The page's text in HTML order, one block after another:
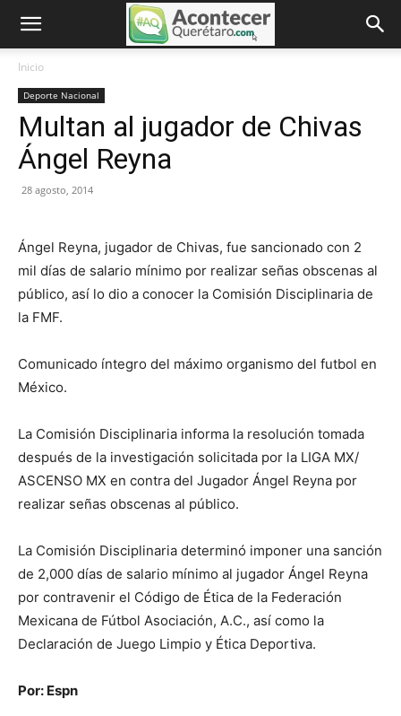
Inicio
Deporte Nacional
Multan al jugador de Chivas
Ángel Reyna
28 agosto, 2014
Ángel Reyna, jugador de Chivas, fue sancionado con 2
mil días de salario mínimo por realizar señas obscenas al
público, así lo dio a conocer la Comisión Disciplinaria de
la FMF.
Comunicado íntegro del máximo organismo del futbol en
México.
La Comisión Disciplinaria informa la resolución tomada
después de la investigación solicitada por la LIGA MX/
ASCENSO MX en contra del Jugador Ángel Reyna por
realizar señas obscenas al público.
La Comisión Disciplinaria determinó imponer una sanción
de 2,000 días de salario mínimo al jugador Ángel Reyna
por contravenir el Código de Ética de la Federación
Mexicana de Fútbol Asociación, A.C., así como la
Declaración de Juego Limpio y Ética Deportiva.
Por: Espn